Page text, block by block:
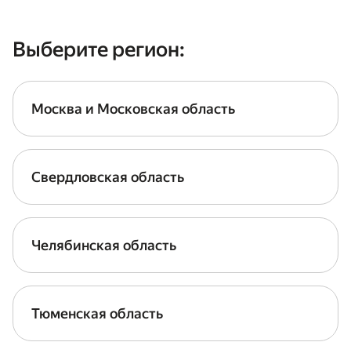
Выберите регион:
Москва и Московская область
Свердловская область
Челябинская область
Тюменская область